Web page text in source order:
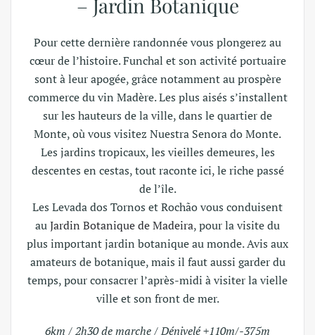
– Jardin Botanique
Pour cette dernière randonnée vous plongerez au
cœur de l’histoire. Funchal et son activité portuaire
sont à leur apogée, grâce notamment au prospère
commerce du vin Madère. Les plus aisés s’installent
sur les hauteurs de la ville, dans le quartier de
Monte, où vous visitez Nuestra Senora do Monte.
Les jardins tropicaux, les vieilles demeures, les
descentes en cestas, tout raconte ici, le riche passé
de l’île.
Les Levada dos Tornos et Rochão vous conduisent
auJardin Botanique de Madeira, pour la visite du
plus important jardin botanique au monde. Avis aux
amateurs de botanique, mais il faut aussi garder du
temps, pour consacrer l’après-midi à visiter la vielle
ville et son front de mer.
6km / 2h30 de marche / Dénivelé +110m/-375m